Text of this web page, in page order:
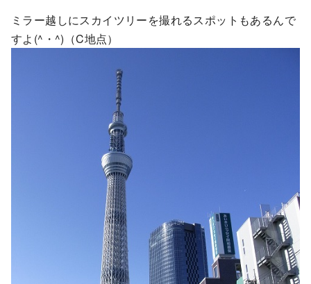
ミラー越しにスカイツリーを撮れるスポットもあるんで
すよ(^・^)（C地点）